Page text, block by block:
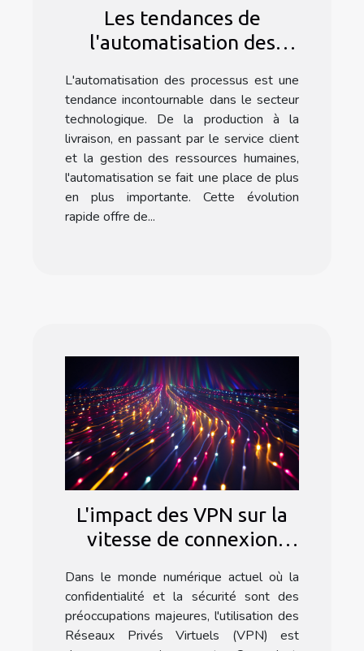
Les tendances de
l'automatisation des
technologique avec
Formation Make
L'automatisation des processus est une
tendance incontournable dans le secteur
technologique. De la production à la
livraison, en passant par le service client
et la gestion des ressources humaines,
l'automatisation se fait une place de plus
en plus importante. Cette évolution
rapide offre de...
L'impact des VPN sur la
vitesse de connexion
Dans le monde numérique actuel où la
confidentialité et la sécurité sont des
préoccupations majeures, l'utilisation des
Réseaux Privés Virtuels (VPN) est